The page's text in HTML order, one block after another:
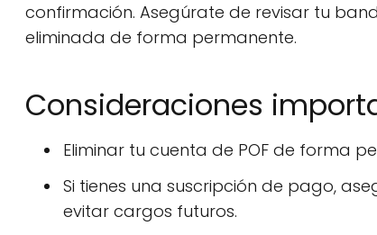
confirmación. Asegúrate de revisar tu
eliminada de forma permanente.
Consideraciones
Eliminar tu cuenta de POF de forma
Si tienes una suscripción de pago,
evitar cargos futuros.